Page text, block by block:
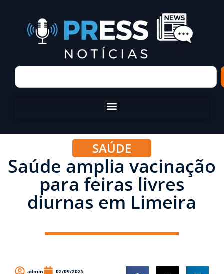
SAÚDE
Saúde amplia vacinação
para feiras livres
diurnas em Limeira
admin
02/09/2025